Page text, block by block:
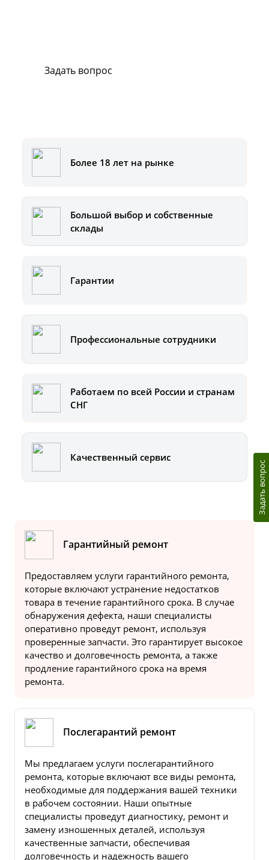
Задать вопрос
Более 18 лет на рынке
Большой выбор и собственные
склады
Гарантии
Профессиональные сотрудники
Работаем по всей России и странам
СНГ
Качественный сервис
Гарантийный ремонт
Предоставляем услуги гарантийного ремонта,
которые включают устранение недостатков
товара в течение гарантийного срока. В случае
обнаружения дефекта, наши специалисты
оперативно проведут ремонт, используя
проверенные запчасти. Это гарантирует высокое
качество и долговечность ремонта, а также
продление гарантийного срока на время
ремонта.
Послегарантий ремонт
Мы предлагаем услуги послегарантийного
ремонта, которые включают все виды ремонта,
необходимые для поддержания вашей техники
в рабочем состоянии. Наши опытные
специалисты проведут диагностику, ремонт и
замену изношенных деталей, используя
качественные запчасти, обеспечивая
долговечность и надежность вашего
Задать вопрос